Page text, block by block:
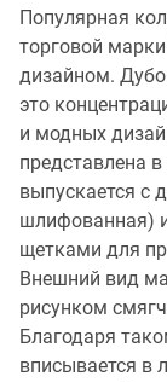
Популярная
торговой
дизайном.
это
и модных
представлена
выпускается с
шлифованная)
щетками для
Внешний вид
рисунком
Благодаря
вписывается в